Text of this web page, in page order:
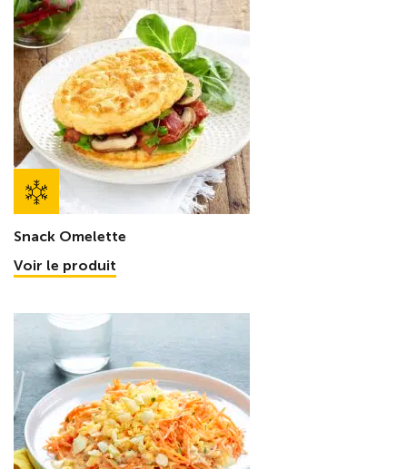
Snack Omelette
Voir le produit